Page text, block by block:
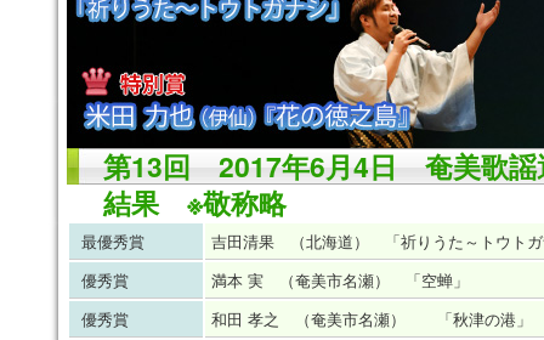
第13回 2017年6月4日 奄美歌
結果 ※敬称略
最優秀賞
吉田清果 （北海道） 「祈りうた～トウト
優秀賞
満本 実 （奄美市名瀬） 「空蝉」
優秀賞
和田 孝之 （奄美市名瀬） 「秋津の港」